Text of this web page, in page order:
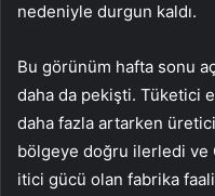
nedeniyle durgun kaldı.
Bu görünüm hafta sonu
daha da pekişti. Tüketici
daha fazla artarken
bölgeye doğru ilerledi ve
itici gücü olan fabrika